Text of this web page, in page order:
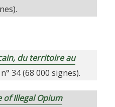
du territoire au
n° 34 (68 000 signes).
of Illegal Opium